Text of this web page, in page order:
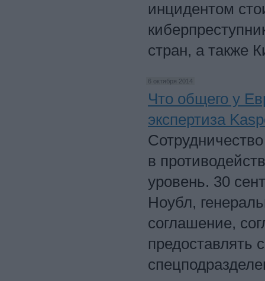
инцидентом
стран, а также
6 октября 2014
Что общего у
экспертиза
в
уровень. 30
Ноубл,
соглашение,
предоставлять